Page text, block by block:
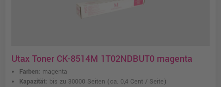
Utax Toner CK-8514M 1T02NDBUT0 magenta
Farben: magenta
Kapazität: bis zu 30000 Seiten (ca. 0,4 Cent / Seite)